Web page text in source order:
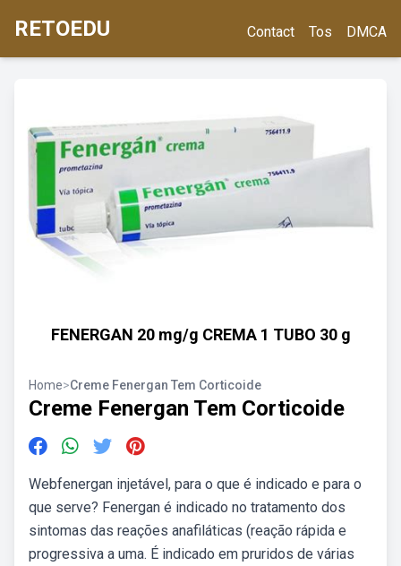
RETOEDU Contact Tos DMCA
FENERGAN 20 mg/g CREMA 1 TUBO 30 g
Home>Creme Fenergan Tem Corticoide
Creme Fenergan Tem Corticoide
Webfenergan injetável, para o que é indicado e para o
que serve? Fenergan é indicado no tratamento dos
sintomas das reações anafiláticas (reação rápida e
progressiva a uma. É indicado em pruridos de várias